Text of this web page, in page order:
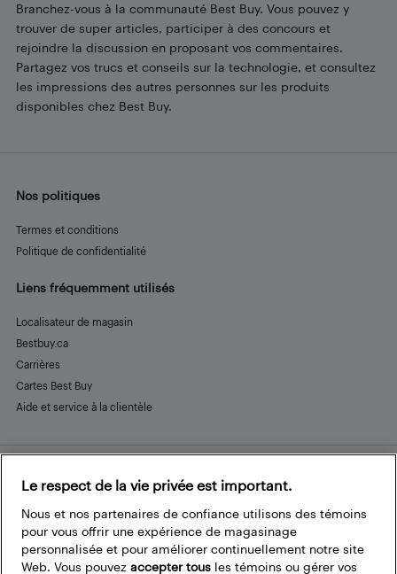
Branchez-vous à la communauté Best Buy. Vous pouvez y
trouver de super articles, participer à des concours et
rejoindre la discussion en proposant vos commentaires.
Partagez vos trucs et conseils sur la technologie, et consultez
les impressions des autres personnes sur les produits
disponibles chez Best Buy.
Nos politiques
Termes et conditions
Politique de confidentialité
Liens fréquemment utilisés
Localisateur de magasin
Bestbuy.ca
Carrières
Cartes Best Buy
Aide et service à la clientèle
Restez connecté
FacebookInstagram
PinterestLinkedInYouTube
Le respect de la vie privée est important.
Nous et nos partenaires de confiance utilisons des témoins
pour vous offrir une expérience de magasinage
personnalisée et pour améliorer continuellement notre site
Web. Vous pouvez accepter tous les témoins ou gérer vos